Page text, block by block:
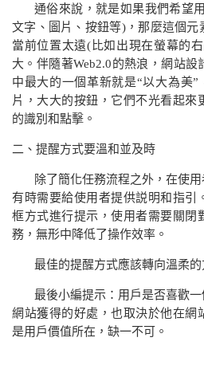
通俗來說，就是如果我們希望
文字、圖片、按鈕等)，那麼這個元
當前位置太遠( 比如出現在螢幕的
大。伴隨著Web2.0的熱浪，網站設
中最大的一個革新就是“以大為美”
片，大大的按鈕，它們不光看起來
的識別和點擊。
二、 提醒方式要溫和並及時
除了簡化任務流程之外，在使
有時需要給使用者提供説明和指引
框方式進行提示，使用者需要關閉
務，無形中降低了操作效率。
最佳的提醒方式應該轉向溫柔
最後小編提示：用戶是否喜歡
網站獲得的好處，也取決於他在網
是用戶價值所在，缺一不可。